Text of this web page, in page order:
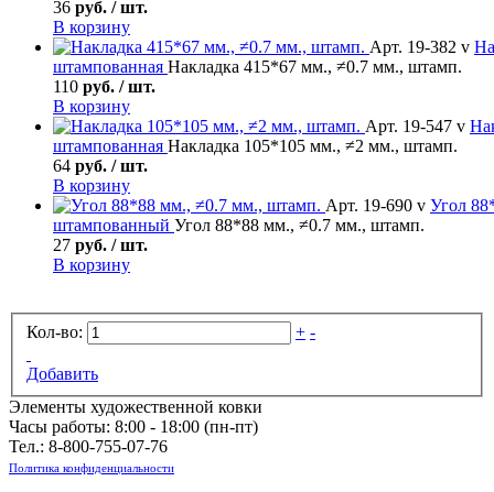
36 руб. / шт.
В корзину
Арт. 19-382 v
штампованная Накладка 415*67 мм., ≠0.7 мм., штамп.
110 руб. / шт.
В корзину
Арт. 19-547 v
штампованная Накладка 105*105 мм., ≠2 мм., штамп.
64 руб. / шт.
В корзину
Арт. 19-690 v Угол
штампованный Угол 88*88 мм., ≠0.7 мм., штамп.
27 руб. / шт.
В корзину
Кол-во: + -
Добавить
Элементы художественной ковки
Часы работы: 8:00 - 18:00 (пн-пт)
Тел.: 8-800-755-07-76
Политика конфиденциальности